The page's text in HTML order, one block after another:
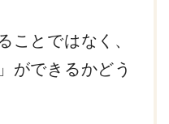
ことではなく、
ができるかどう